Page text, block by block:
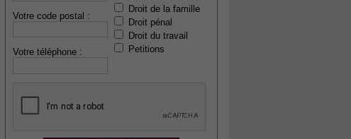
Votre code postal :
Votre téléphone :
Droit de la famille
Droit pénal
Droit du travail
Petitions